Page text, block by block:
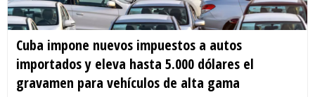
Cuba impone nuevos impuestos a autos
importados y eleva hasta 5.000 dólares el
gravamen para vehículos de alta gama